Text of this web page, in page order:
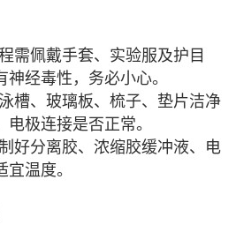
需佩戴手套、实验服及护目
经毒性，务必小心。
槽、玻璃板、梳子、垫片洁净
极连接是否正常。
好分离胶、浓缩胶缓冲液、电
温度。